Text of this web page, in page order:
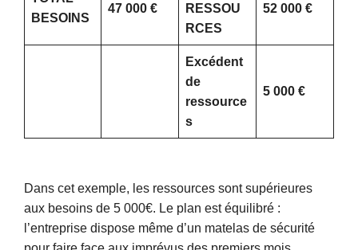
BESOINS
47 000 €
RESSOU
RCES
52 000 €
Excédent
de
ressource
s
5 000 €
Dans cet exemple, les ressources sont supérieures
aux besoins de 5 000€. Le plan est équilibré :
l’entreprise dispose même d’un matelas de sécurité